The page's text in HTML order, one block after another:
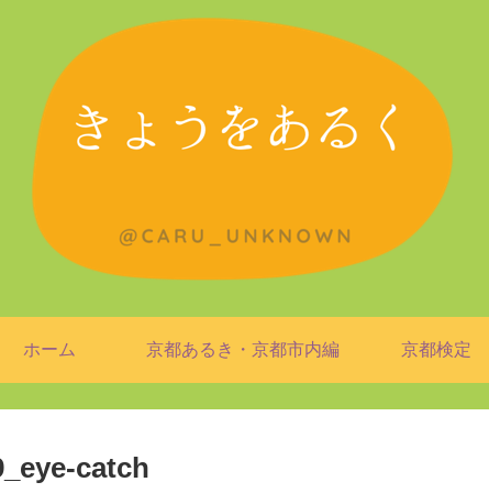
ホーム 京都あるき・京都市内編 京都検定
catch